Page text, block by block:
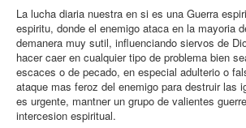
La lucha diaria nuestra en si es una Guerra
espiritu, donde el enemigo ataca en la mayoria
demanera muy sutil, influenciando siervos de
hacer caer en cualquier tipo de problema bien
escaces o de pecado, en especial adulterio o
ataque mas feroz del enemigo para destruir las
es urgente, mantner un grupo de valientes
intercesion espiritual.